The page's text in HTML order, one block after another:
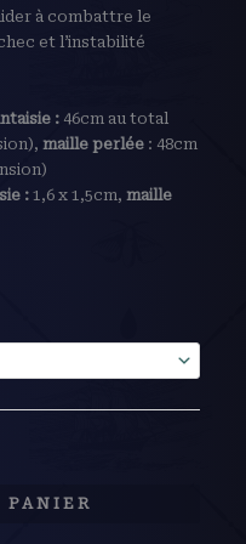
à combattre le
et l’instabilité
: 46cm au total
maille perlée: 48cm
:1,6 x 1,5cm, maille
PANIER